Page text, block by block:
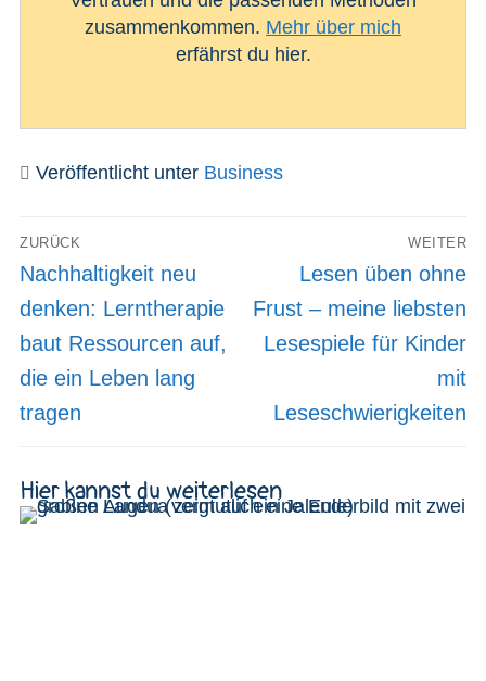
zusammenkommen. Mehr über mich
erfährst du hier.
Veröffentlicht unter Business
Beitragsnavigation
ZURÜCK
Vorheriger
Beitrag:
Nachhaltigkeit neu
denken: Lerntherapie
baut Ressourcen auf,
die ein Leben lang
tragen
WEITER
Nächster
Beitrag:
Lesen üben ohne
Frust – meine liebsten
Lesespiele für Kinder
mit
Leseschwierigkeiten
Hier kannst du weiterlesen